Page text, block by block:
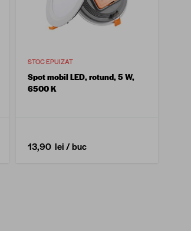
STOC EPUIZAT
Spot mobil LED, rotund, 5 W,
6500 K
13,90 lei/ buc